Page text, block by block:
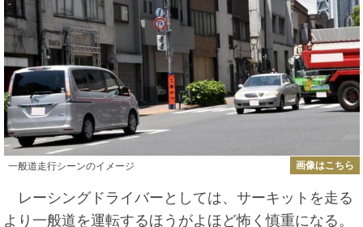
一般道走行シーンのイメージ 画像はこちら
レーシングドライバーとしては、サーキットを走る
より一般道を運転するほうがよほど怖く慎重になる。